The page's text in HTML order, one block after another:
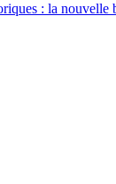
: la nouvelle